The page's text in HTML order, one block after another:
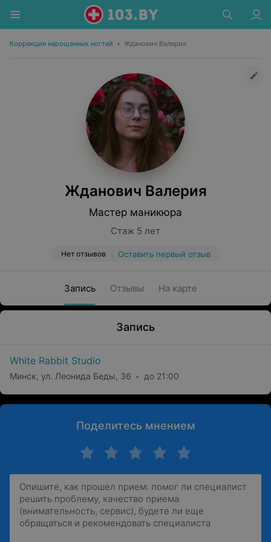
Коррекция нарощенных ногтей • Жданович Валерия
Жданович Валерия
Мастер маникюра
Стаж 5 лет
Нет отзывов Оставить первый отзыв
Запись Отзывы На карте
Запись
White Rabbit Studio
Минск, ул. Леонида Беды, 36 до 21:00
Поделитесь мнением